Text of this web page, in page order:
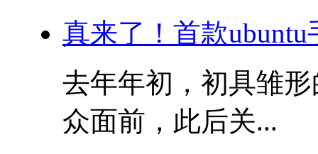
真来了！首款
去年年初，初具雏
众面前，此后关...